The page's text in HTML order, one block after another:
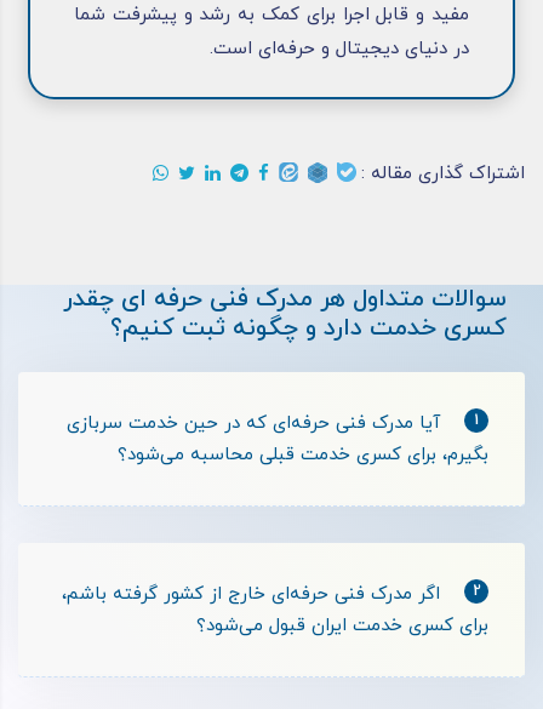
مفید و قابل اجرا برای کمک به رشد و پیشرفت شما
در دنیای دیجیتال و حرفه‌ای است.
اشتراک گذاری مقاله :
سوالات متداول هر مدرک فنی حرفه ای چقدر
کسری خدمت دارد و چگونه ثبت کنیم؟
1
آیا مدرک فنی حرفه‌ای که در حین خدمت سربازی
بگیرم، برای کسری خدمت قبلی محاسبه می‌شود؟
2
اگر مدرک فنی حرفه‌ای خارج از کشور گرفته باشم،
برای کسری خدمت ایران قبول می‌شود؟